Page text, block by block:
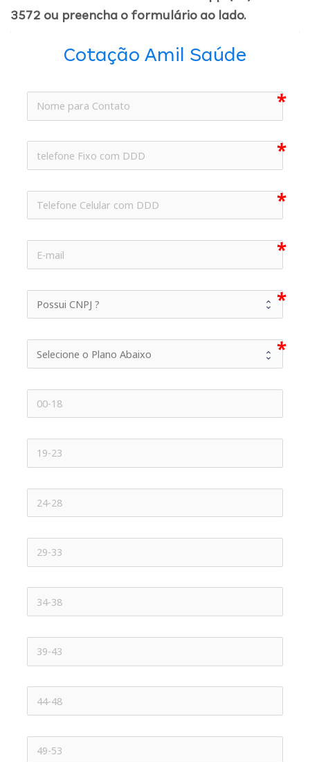
3572 ou preencha o formulário ao lado.
Cotação Amil Saúde